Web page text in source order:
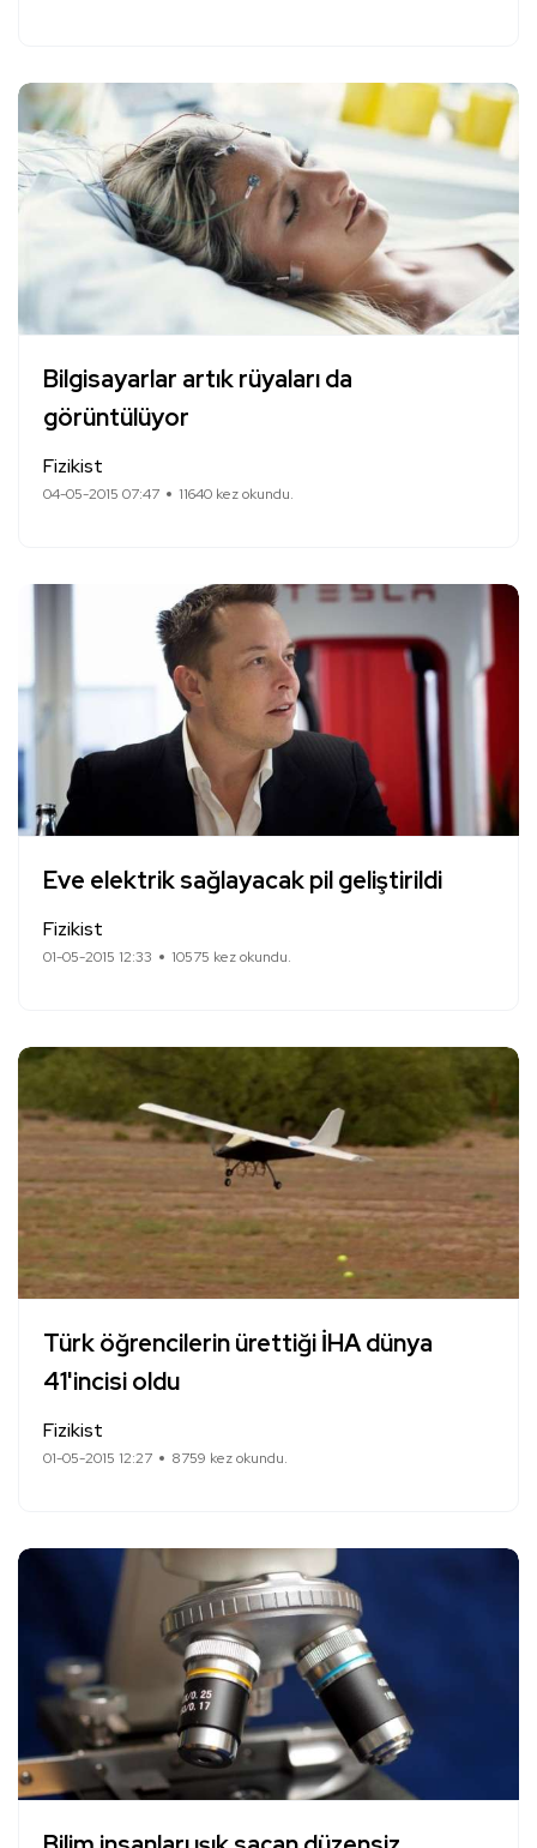
Bilgisayarlar artık rüyaları da
görüntülüyor
Fizikist
04-05-2015 07:47 11640 kez okundu.
Eve elektrik sağlayacak pil geliştirildi
Fizikist
01-05-2015 12:33 10575 kez okundu.
Türk öğrencilerin ürettiği İHA dünya
41'incisi oldu
Fizikist
01-05-2015 12:27 8759 kez okundu.